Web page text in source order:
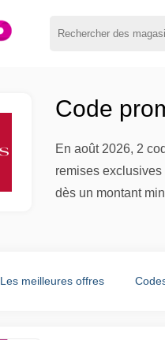
Code
En août 2026, 2
remises
dès un montant
Les meilleures offres